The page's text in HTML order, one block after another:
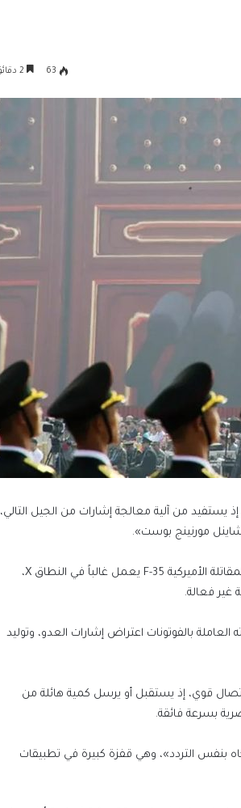
63
يستفيد من آلية معالجة إشارات من الجيل التالي،
مورنينج بوست».
على سبيل المثال، يُعتقد أن رادار نورثروب جرومان AN/APG-85 الجديد المخصص للمقاتلة الأميركية F-35 يعمل غالباً في النطاق X،
بالفوتونات اعتراض إشارات العدو، وتوليد
قوي، إذ يستقبل أو يرسل كمية هائلة من
بنفس التردد»، وهي قفزة كبيرة في تطبيقات